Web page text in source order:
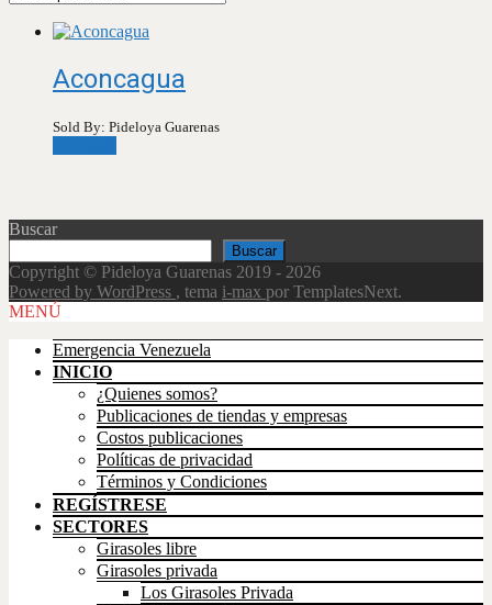
Aconcagua
Sold By: Pideloya Guarenas
Buscar
Buscar
Copyright © Pideloya Guarenas 2019 - 2026
Powered by WordPress , tema i-max por TemplatesNext.
Scroll
MENÚ
Emergencia Venezuela
INICIO
¿Quienes somos?
Publicaciones de tiendas y empresas
Costos publicaciones
Políticas de privacidad
Términos y Condiciones
REGÍSTRESE
SECTORES
Girasoles libre
Girasoles privada
Los Girasoles Privada